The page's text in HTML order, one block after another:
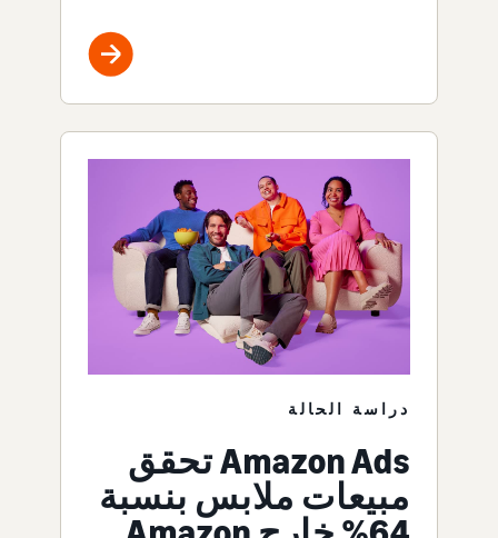
دراسة الحالة
Amazon Ads تحقق
مبيعات ملابس بنسبة